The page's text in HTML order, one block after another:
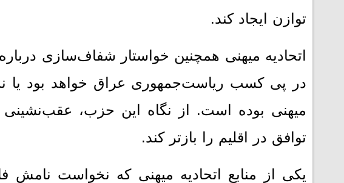
توازن ایجاد کند.
اتحادیه میهنی همچنین خواستار شفاف‌سازی
در پی کسب ریاست‌جمهوری عراق خواهد بود یا
میهنی بوده است. از نگاه این حزب، عقب‌نشینی
توافق در اقلیم را بازتر کند.
یکی از منابع اتحادیه میهنی که نخواست